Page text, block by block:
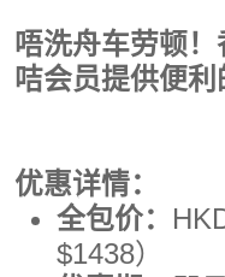
唔洗舟车劳顿
咭会员提供便
优惠详情：
全包价：
$1438）